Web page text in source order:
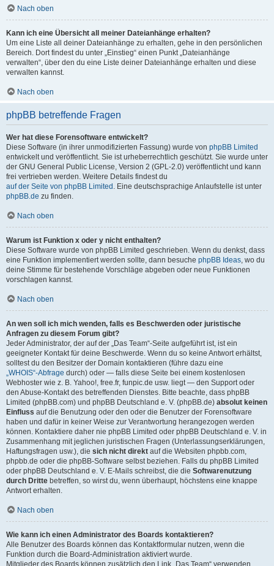
Nach oben
Kann ich eine Übersicht all meiner Dateianhänge erhalten?
Um eine Liste all deiner Dateianhänge zu erhalten, gehe in den persönlichen
Bereich. Dort findest du unter „Einstieg“ einen Punkt „Dateianhänge
verwalten“, über den du eine Liste deiner Dateianhänge erhalten und diese
verwalten kannst.
Nach oben
phpBB betreffende Fragen
Wer hat diese Forensoftware entwickelt?
Diese Software (in ihrer unmodifizierten Fassung) wurde von phpBB Limited
entwickelt und veröffentlicht. Sie ist urheberrechtlich geschützt. Sie wurde unter
der GNU General Public License, Version 2 (GPL-2.0) veröffentlicht und kann
frei vertrieben werden. Weitere Details findest du
auf der Seite von phpBB Limited . Eine deutschsprachige Anlaufstelle ist unter
phpBB.de zu finden.
Nach oben
Warum ist Funktion x oder y nicht enthalten?
Diese Software wurde von phpBB Limited geschrieben. Wenn du denkst, dass
eine Funktion implementiert werden sollte, dann besuche phpBB Ideas, wo du
deine Stimme für bestehende Vorschläge abgeben oder neue Funktionen
vorschlagen kannst.
Nach oben
An wen soll ich mich wenden, falls es Beschwerden oder juristische
Anfragen zu diesem Forum gibt?
Jeder Administrator, der auf der „Das Team“-Seite aufgeführt ist, ist ein
geeigneter Kontakt für deine Beschwerde. Wenn du so keine Antwort erhältst,
solltest du den Besitzer der Domain kontaktieren (führe dazu eine
„WHOIS“-Abfrage durch) oder — falls diese Seite bei einem kostenlosen
Webhoster wie z. B. Yahoo!, free.fr, funpic.de usw. liegt — den Support oder
den Abuse-Kontakt des betreffenden Dienstes. Bitte beachte, dass phpBB
Limited (phpBB.com) und phpBB Deutschland e. V. (phpBB.de) absolut keinen
Einfluss auf die Benutzung oder den oder die Benutzer der Forensoftware
haben und dafür in keiner Weise zur Verantwortung herangezogen werden
können. Kontaktiere daher nie phpBB Limited oder phpBB Deutschland e. V. in
Zusammenhang mit jeglichen juristischen Fragen (Unterlassungserklärungen,
Haftungsfragen usw.), die sich nicht direkt auf die Websiten phpbb.com,
phpbb.de oder die phpBB-Software selbst beziehen. Falls du phpBB Limited
oder phpBB Deutschland e. V. E-Mails schreibst, die die Softwarenutzung
durch Dritte betreffen, so wirst du, wenn überhaupt, höchstens eine knappe
Antwort erhalten.
Nach oben
Wie kann ich einen Administrator des Boards kontaktieren?
Alle Benutzer des Boards können das Kontaktformular nutzen, wenn die
Funktion durch die Board-Administration aktiviert wurde.
Mitglieder des Boards können zusätzlich den Link „Das Team“ verwenden.